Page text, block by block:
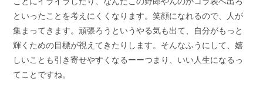
といったことを考えにくくなります。笑顔になれるので、人が
集まってきます。頑張ろうというやる気も出て、自分がもっと
輝くための目標が視えてきたりします。そんなふうにして、嬉
しいことも引き寄せやすくなるーーつまり、いい人生になるっ
てことですね。